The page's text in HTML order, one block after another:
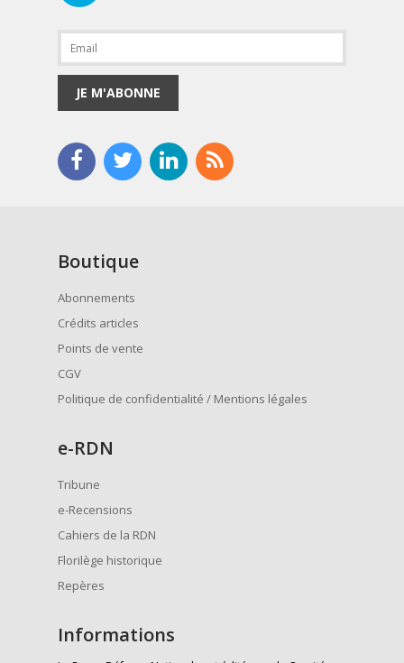
JE M'ABONNE
Boutique
Abonnements
Crédits articles
Points de vente
CGV
Politique de confidentialité / Mentions légales
e-RDN
Tribune
e-Recensions
Cahiers de la RDN
Florilège historique
Repères
Informations